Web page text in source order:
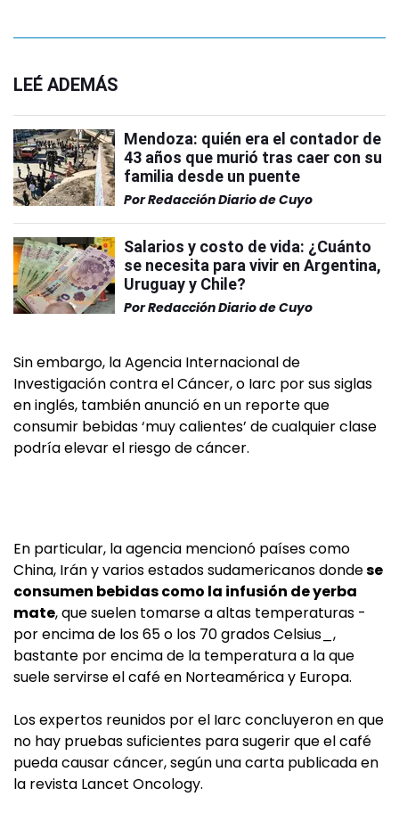
LEÉ ADEMÁS
Mendoza: quién era el contador de
43 años que murió tras caer con su
familia desde un puente
PorRedacción Diario de Cuyo
Salarios y costo de vida: ¿Cuánto
se necesita para vivir en Argentina,
Uruguay y Chile?
PorRedacción Diario de Cuyo
Sin embargo, la Agencia Internacional de
Investigación contra el Cáncer, o Iarc por sus siglas
en inglés, también anunció en un reporte que
consumir bebidas ‘muy calientes’ de cualquier clase
podría elevar el riesgo de cáncer.
En particular, la agencia mencionó países como
China, Irán y varios estados sudamericanos dondese
consumen bebidas como la infusión de yerba
mate, que suelen tomarse a altas temperaturas -
por encima de los 65 o los 70 grados Celsius_,
bastante por encima de la temperatura a la que
suele servirse el café en Norteamérica y Europa.
Los expertos reunidos por el Iarc concluyeron en que
no hay pruebas suficientes para sugerir que el café
pueda causar cáncer, según una carta publicada en
la revista Lancet Oncology.